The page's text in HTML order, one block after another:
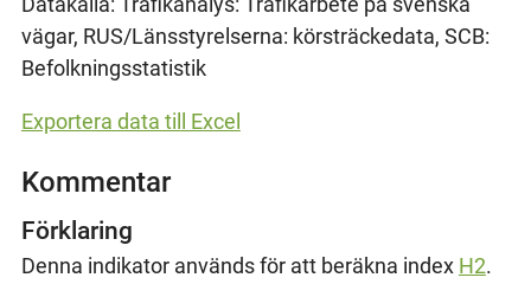
vägar, RUS/Länsstyrelserna: körsträckedata, SCB:
Befolkningsstatistik
Exportera data till Excel
Kommentar
Förklaring
Denna indikator används för att beräkna index H2.